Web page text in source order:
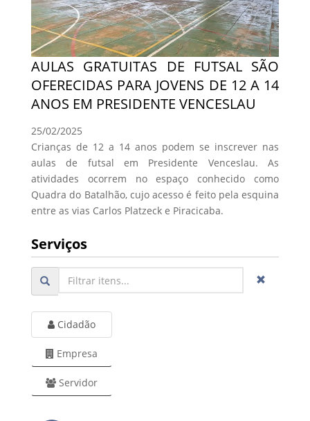
AULAS GRATUITAS DE FUTSAL SÃO
OFERECIDAS PARA JOVENS DE 12 A 14
ANOS EM PRESIDENTE VENCESLAU
25/02/2025
Crianças de 12 a 14 anos podem se inscrever nas
aulas de futsal em Presidente Venceslau. As
atividades ocorrem no espaço conhecido como
Quadra do Batalhão, cujo acesso é feito pela esquina
entre as vias Carlos Platzeck e Piracicaba.
Serviços
Cidadão
Empresa
Servidor